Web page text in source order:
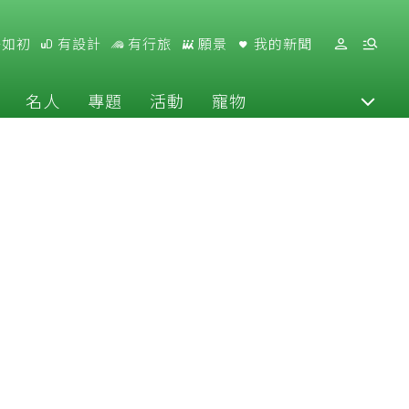
初 有設計 有行旅 願景 我的新聞
名人 專題 活動 寵物